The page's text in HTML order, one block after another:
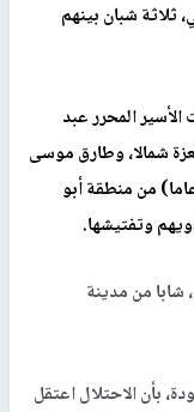
ثلاثة شبان بينهم
المحرر عبد
من مخيم العزة شمالا، وطارق موسى
(35 عاما)، ومحمد ابراهيم عبيات (40 عاما) من منطقة أبو
وتفتيشها.
شابا من مدينة
بأن الاحتلال اعتقل